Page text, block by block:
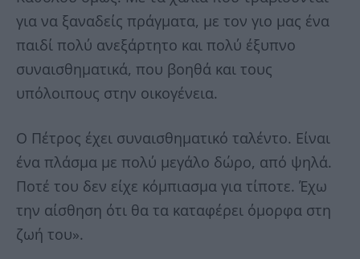
για να ξαναδείς πράγματα, με τον γιο μας ένα
παιδί πολύ ανεξάρτητο και πολύ έξυπνο
συναισθηματικά, που βοηθά και τους
υπόλοιπους στην οικογένεια.
Ο Πέτρος έχει συναισθηματικό ταλέντο. Είναι
ένα πλάσμα με πολύ μεγάλο δώρο, από ψηλά.
Ποτέ του δεν είχε κόμπιασμα για τίποτε. Έχω
την αίσθηση ότι θα τα καταφέρει όμορφα στη
ζωή του».